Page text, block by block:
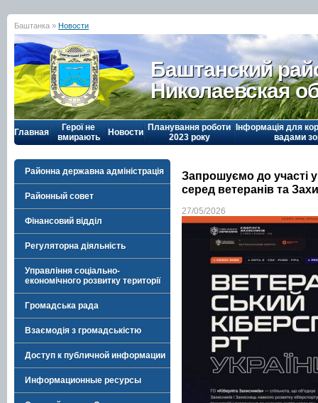
Баштанка » Новости
Баштанский
Николаевская
Главная
Герої не
вмирають
Новости Планування роботи
2023 року
Інформація для
вадами
Районна державна адміністрація
Районный совет
Фінансовий відділ
Регуляторна діяльність
Управління соціально-
економічного розвитку території
Громадська рада
Взаємодія з громадськістю
Доступ к публичной информации
Информационные ресурсы
Запрошуємо до участі у
серед ветеранів та
27/05/2026